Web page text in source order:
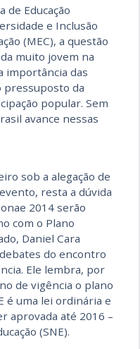
de Educação
e Inclusão
(MEC), a questão
muito jovem na
importância das
pressuposto da
popular. Sem
avance nessas
sob a alegação de
resta a dúvida
2014 serão
com o Plano
Daniel Cara
do encontro
Ele lembra, por
de vigência o plano
é uma lei ordinária e
aprovada até 2016 –
(SNE).